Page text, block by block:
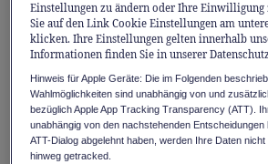
Die Schweizer
unterstreichen die zentrale
und Milchprodukten für eine
Ernährung. So liefern Milch
Milchprodukte Kalzium, das
Knochen und Zähne
Einstellungen zu ändern oder Ihre
Sie auf den Link Cookie Einstellungen am
klicken. Ihre Einstellungen gelten innerhalb
Informationen finden Sie in unserer
Hinweis für Apple Geräte: Die im Folgenden
Wahlmöglichkeiten sind unabhängig von und
bezüglich Apple App Tracking Transparency (ATT).
unabhängig von den nachstehenden Entscheidungen
ATT-Dialog abgelehnt haben, werden Ihre Daten
hinweg getracked.